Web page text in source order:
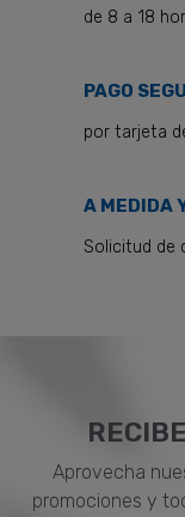
de 8 a 18
PAGO
por tarjeta
A MEDIDA
Solicitud de
Aprovecha
promociones y